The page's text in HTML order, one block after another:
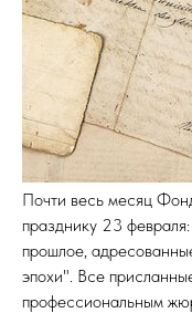
Почти весь месяц
празднику 23
прошлое,
эпохи". Все
профессиональным